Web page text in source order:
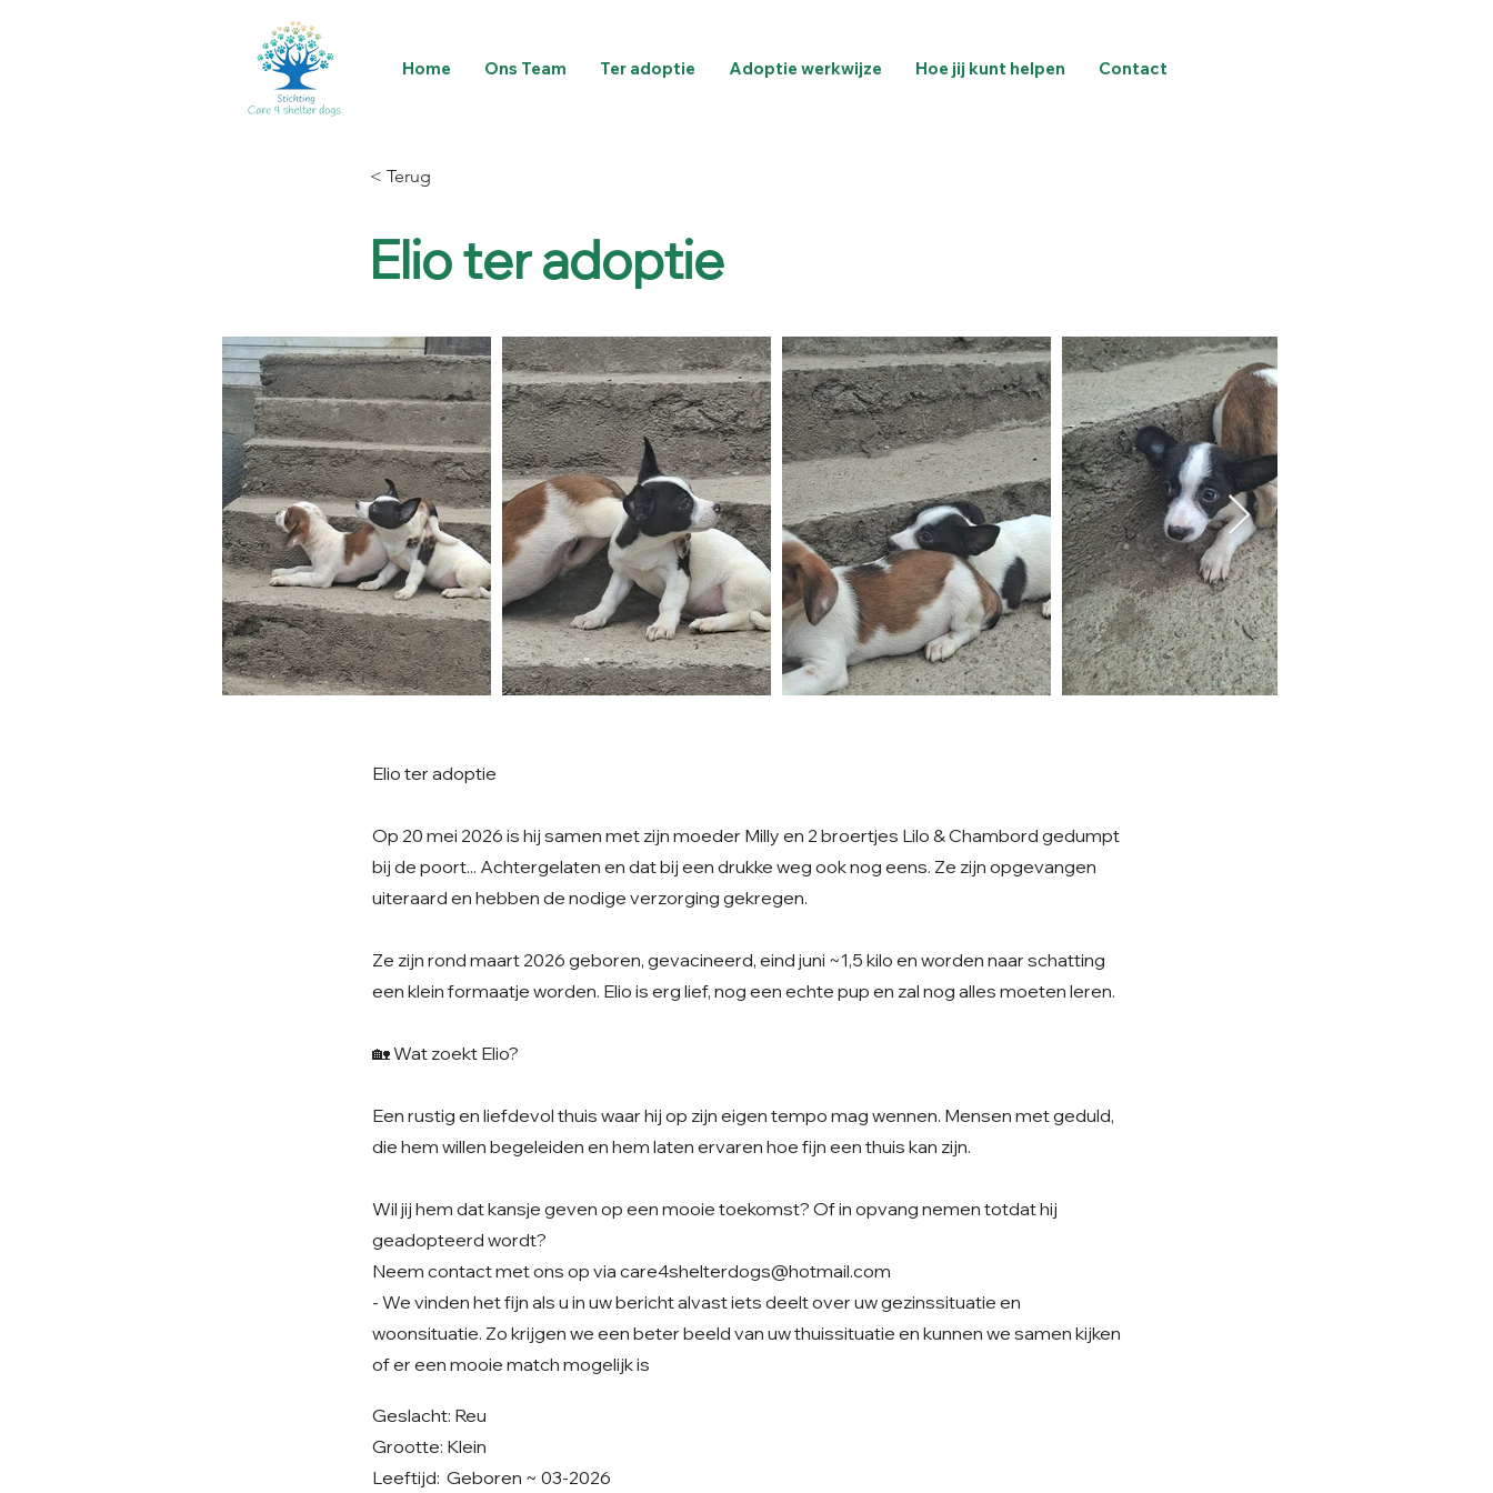
Home Ons Team Ter adoptie Adoptie werkwijze Hoe jij kunt helpen Contact
< Terug
Elio ter adoptie
Elio ter adoptie
Op 20 mei 2026 is hij samen met zijn moeder Milly en 2 broertjes Lilo & Chambord gedumpt
bij de poort... Achtergelaten en dat bij een drukke weg ook nog eens. Ze zijn opgevangen
uiteraard en hebben de nodige verzorging gekregen.
Ze zijn rond maart 2026 geboren, gevacineerd, eind juni ~1,5 kilo en worden naar schatting
een klein formaatje worden. Elio is erg lief, nog een echte pup en zal nog alles moeten leren.
🏡 Wat zoekt Elio?
Een rustig en liefdevol thuis waar hij op zijn eigen tempo mag wennen. Mensen met geduld,
die hem willen begeleiden en hem laten ervaren hoe fijn een thuis kan zijn.
Wil jij hem dat kansje geven op een mooie toekomst? Of in opvang nemen totdat hij
geadopteerd wordt?
Neem contact met ons op via care4shelterdogs@hotmail.com
- We vinden het fijn als u in uw bericht alvast iets deelt over uw gezinssituatie en
woonsituatie. Zo krijgen we een beter beeld van uw thuissituatie en kunnen we samen kijken
of er een mooie match mogelijk is
Geslacht: Reu
Grootte: Klein
Leeftijd: Geboren ~ 03-2026